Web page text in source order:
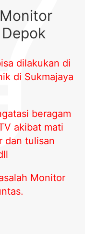
dilakukan di
di Sukmajaya
beragam
akibat mati
dan tulisan
Monitor